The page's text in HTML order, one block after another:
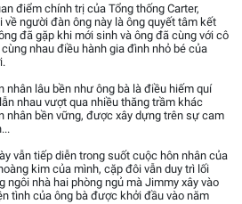
điểm chính trị của Tổng thống Carter,
người đàn ông này là ông quyết tâm kết
đã gặp khi mới sinh và ông đã cùng với cô
nhau điều hành gia đình nhỏ bé của
nhân lâu bền như ông bà là điều hiếm quí
nhau vượt qua nhiều thăng trầm khác
nhân bền vững, được xây dựng trên sự cam
vẫn tiếp diễn trong suốt cuộc hôn nhân của
kim của mình, cặp đôi vẫn duy trì lối
ngôi nhà hai phòng ngủ mà Jimmy xây vào
tình của ông bà được khởi đầu vào năm